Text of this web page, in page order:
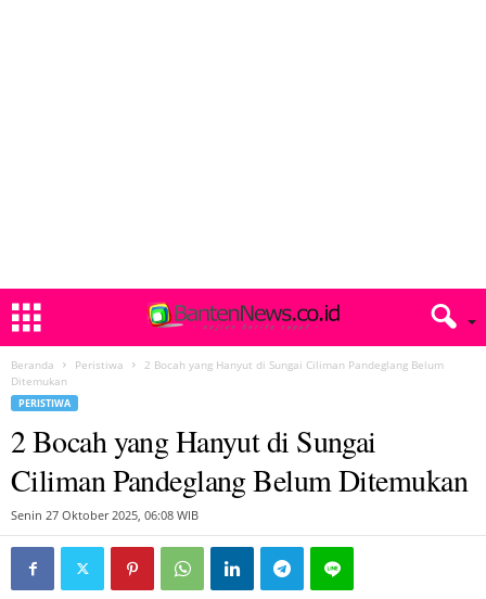
Beranda Peristiwa
2 Bocah yang Hanyut di Sungai Ciliman Pandeglang Belum
Ditemukan
PERISTIWA
2 Bocah yang Hanyut di Sungai
Ciliman Pandeglang Belum Ditemukan
Senin 27 Oktober 2025, 06:08 WIB